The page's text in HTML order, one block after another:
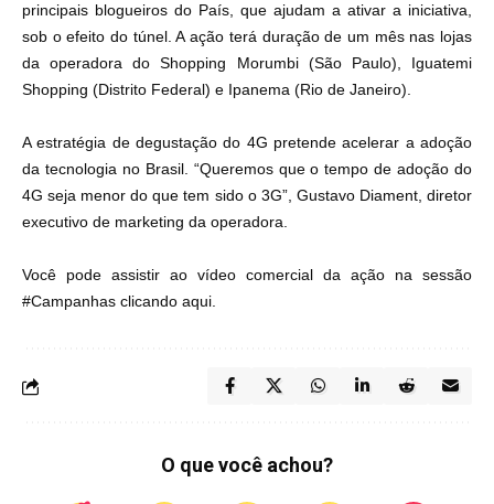
principais blogueiros do País, que ajudam a ativar a iniciativa,
sob o efeito do túnel. A ação terá duração de um mês nas lojas
da operadora do Shopping Morumbi (São Paulo), Iguatemi
Shopping (Distrito Federal) e Ipanema (Rio de Janeiro).
A estratégia de degustação do 4G pretende acelerar a adoção
da tecnologia no Brasil. “Queremos que o tempo de adoção do
4G seja menor do que tem sido o 3G”, Gustavo Diament, diretor
executivo de marketing da operadora.
Você pode assistir ao vídeo comercial da ação na sessão
#Campanhas clicando aqui
O que você achou?